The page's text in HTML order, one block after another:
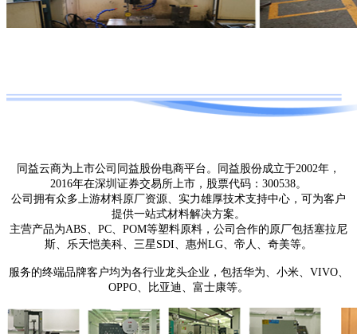
同益云商为上市公司同益股份电商平台。同益股份成立于2002年，
2016年在深圳证券交易所上市，股票代码：300538。
公司拥有众多上游材料原厂资源、实力雄厚技术支持中心，可为客户
提供一站式材料解决方案。
主营产品为ABS、PC、POM等塑料原料，公司合作的原厂包括塞拉尼
斯、乐天恺美科、三星SDI、惠州LG、帝人、奇美等。
服务的终端品牌客户均为各行业龙头企业，包括华为、小米、VIVO、
OPPO、比亚迪、富士康等。